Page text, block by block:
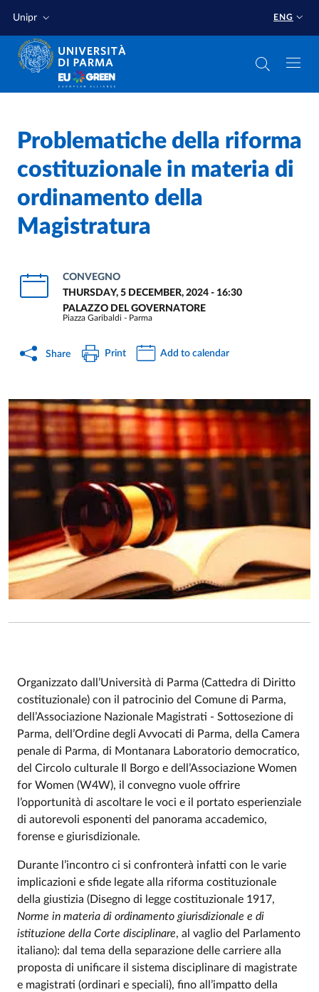
Unipr ENG
Problematiche della riforma
costituzionale in materia di
ordinamento della
Magistratura
CONVEGNO
THURSDAY, 5 DECEMBER, 2024 - 16:30
PALAZZO DEL GOVERNATORE
Piazza Garibaldi - Parma
Share Print Add to calendar
Event description
Organizzato dall’Università di Parma (Cattedra di Diritto
costituzionale) con il patrocinio del Comune di Parma,
dell’Associazione Nazionale Magistrati - Sottosezione di
Parma, dell’Ordine degli Avvocati di Parma, della Camera
penale di Parma, di Montanara Laboratorio democratico,
del Circolo culturale Il Borgo e dell’Associazione Women
for Women (W4W), il convegno vuole offrire
l’opportunità di ascoltare le voci e il portato esperienziale
di autorevoli esponenti del panorama accademico,
forense e giurisdizionale.
Durante l’incontro ci si confronterà infatti con le varie
implicazioni e sfide legate alla riforma costituzionale
della giustizia (Disegno di legge costituzionale 1917,
Norme in materia di ordinamento giurisdizionale e di
istituzione della Corte disciplinare, al vaglio del Parlamento
italiano): dal tema della separazione delle carriere alla
proposta di unificare il sistema disciplinare di magistrate
e magistrati (ordinari e speciali), fino all’impatto della